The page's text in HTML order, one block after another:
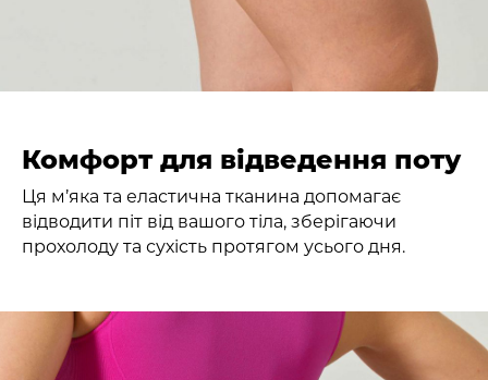
Комфорт для відведення поту
Ця м’яка та еластична тканина допомагає
відводити піт від вашого тіла, зберігаючи
прохолоду та сухість протягом усього дня.